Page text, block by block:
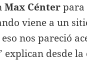
Max Cénterpara
viene a un
nos pareció
explican desde